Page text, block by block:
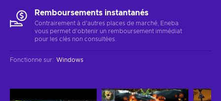
Remboursements instantanés
Contrairement à d'autres places de marché, Eneba
vous permet d'obtenir un remboursement immédiat
pour les clés non consultées.
Fonctionne sur: Windows